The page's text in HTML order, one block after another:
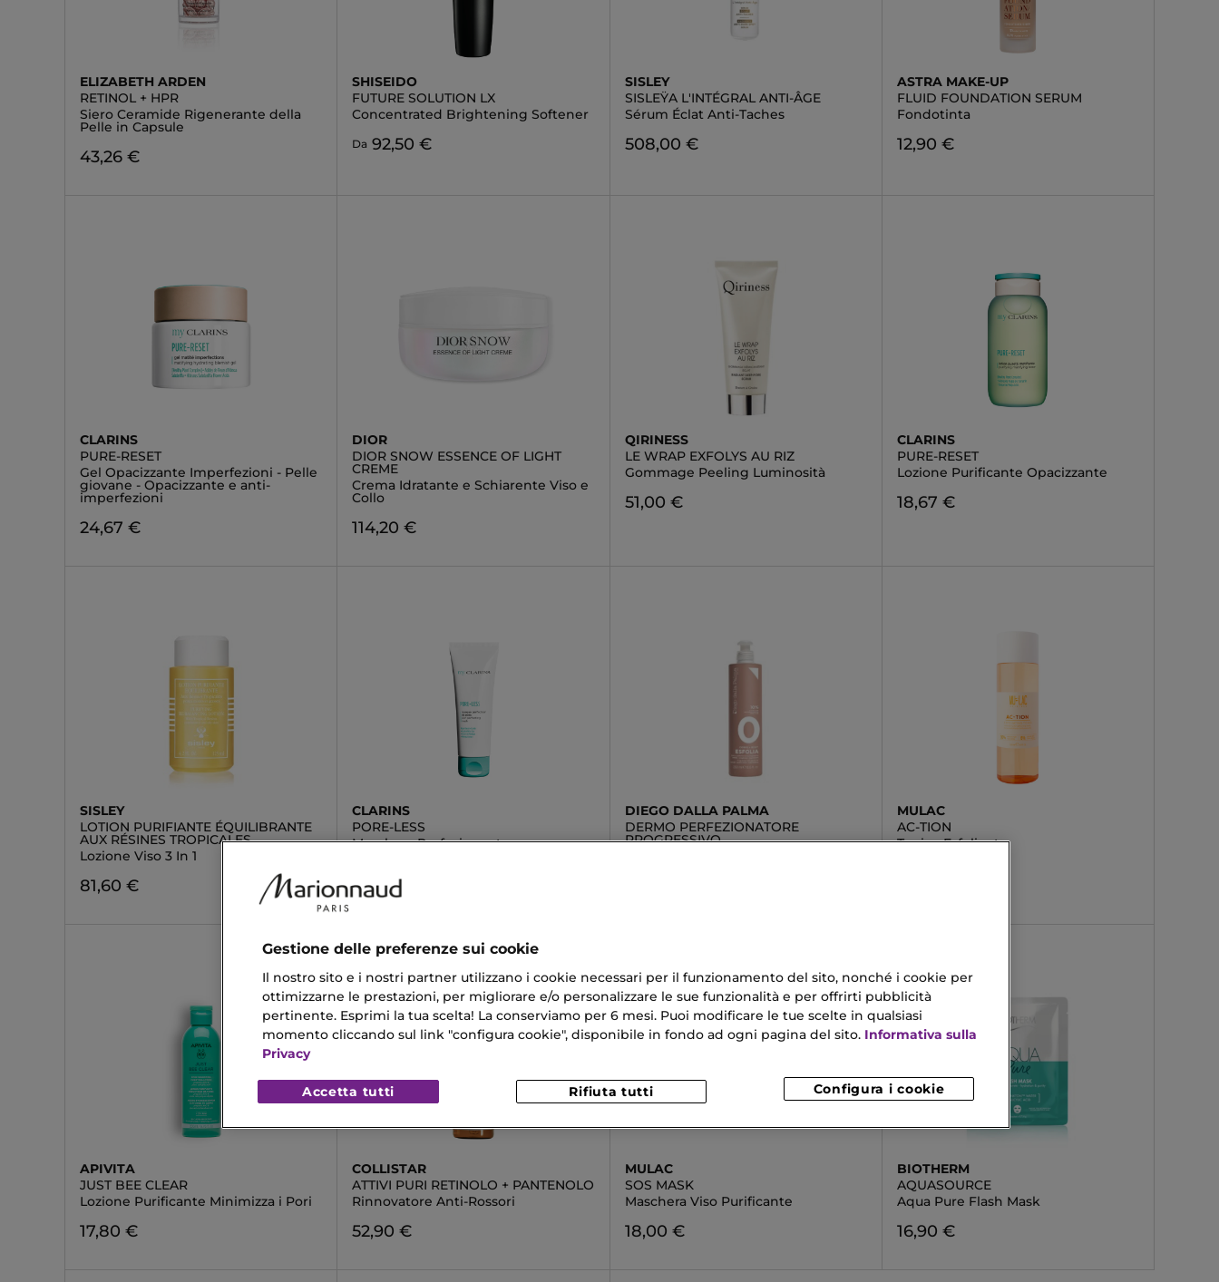
ELIZABETH ARDEN
RETINOL + HPR
Siero Ceramide Rigenerante della
Pelle in Capsule
43,26 €
SHISEIDO
FUTURE SOLUTION LX
Concentrated Brightening Softener
Da 92,50 €
SISLEY
SISLEŸA L'INTÉGRAL ANTI-ÂGE
Sérum Éclat Anti-Taches
508,00 €
ASTRA MAKE-UP
FLUID FOUNDATION SERUM
Fondotinta
12,90 €
CLARINS
PURE-RESET
Gel Opacizzante Imperfezioni - Pelle
giovane - Opacizzante e anti-
imperfezioni
24,67 €
DIOR
DIOR SNOW ESSENCE OF LIGHT
CREME
Crema Idratante e Schiarente Viso e
Collo
114,20 €
QIRINESS
LE WRAP EXFOLYS AU RIZ
Gommage Peeling Luminosità
51,00 €
CLARINS
PURE-RESET
Lozione Purificante Opacizzante
18,67 €
SISLEY
LOTION PURIFIANTE ÉQUILIBRANTE
AUX RÉSINES TROPICALES
Lozione Viso 3 In 1
81,60 €
CLARINS
PORE-LESS
Maschera Perfezionante
DIEGO DALLA PALMA
DERMO PERFEZIONATORE
PROGRESSIVO
MULAC
AC-TION
Tonico Esfoliante
APIVITA
JUST BEE CLEAR
Lozione Purificante Minimizza i Pori
17,80 €
COLLISTAR
ATTIVI PURI RETINOLO + PANTENOLO
Rinnovatore Anti-Rossori
52,90 €
MULAC
SOS MASK
Maschera Viso Purificante
18,00 €
BIOTHERM
AQUASOURCE
Aqua Pure Flash Mask
16,90 €
Gestione delle preferenze sui cookie
Il nostro sito e i nostri partner utilizzano i cookie necessari per il funzionamento del sito, nonché i cookie per
ottimizzarne le prestazioni, per migliorare e/o personalizzare le sue funzionalità e per offrirti pubblicità
pertinente. Esprimi la tua scelta! La conserviamo per 6 mesi. Puoi modificare le tue scelte in qualsiasi
momento cliccando sul link "configura cookie", disponibile in fondo ad ogni pagina del sito. Informativa sulla
Privacy
Configura i cookie
Rifiuta tutti
Accetta tutti